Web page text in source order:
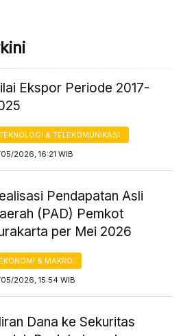
Ekspor Periode 2017-
& TELEKOMUNIKASI
2026, 16:21 WIB
Pendapatan Asli
(PAD) Pemkot
per Mei 2026
EKONOMI & MAKRO
2026, 15:54 WIB
Dana ke Sekuritas